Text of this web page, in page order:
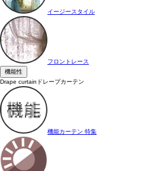
イージースタイル
フロントレース
機能性
Drape curtain ドレープカーテン
機能カーテン 特集